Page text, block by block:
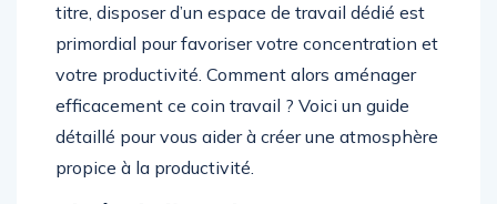
titre, disposer d’un espace de travail dédié est
primordial pour favoriser votre concentration et
votre productivité. Comment alors aménager
efficacement ce coin travail ? Voici un guide
détaillé pour vous aider à créer une atmosphère
propice à la productivité.